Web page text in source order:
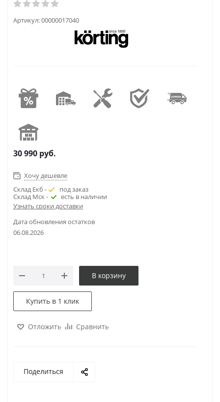
Артикул:00000017040
30 990 руб.
Хочу дешевле
Склад Екб -
под заказ
Склад Мск -
есть в наличии
Узнать сроки доставки
Дата обновления остатков
06.08.2026
В корзину
Купить в 1 клик
Отложить Сравнить
Поделиться